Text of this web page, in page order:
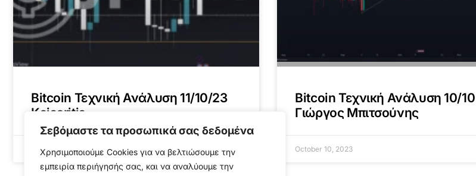
Σεβόμαστε τα προσωπικά σας δεδομένα
Χρησιμοποιούμε Cookies για να βελτιώσουμε την
εμπειρία περιήγησής σας, και να αναλύουμε την
Bitcoin Τεχνική Ανάλυση 11/10/23
Kaisaritis
October 11, 2023
Bitcoin Τεχνική Ανάλυση 10/10
Γιώργος Μπιτσούνης
October 10, 2023